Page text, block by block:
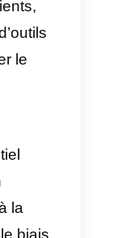
est
est
mais
et
Il dispose
variété